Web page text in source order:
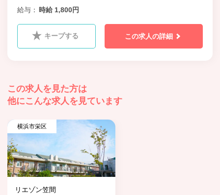
給与
時給 1,800円
キープする この求人の詳細
この求人を見た方は
他にこんな求人を見ています
横浜市栄区
リエゾン笠間